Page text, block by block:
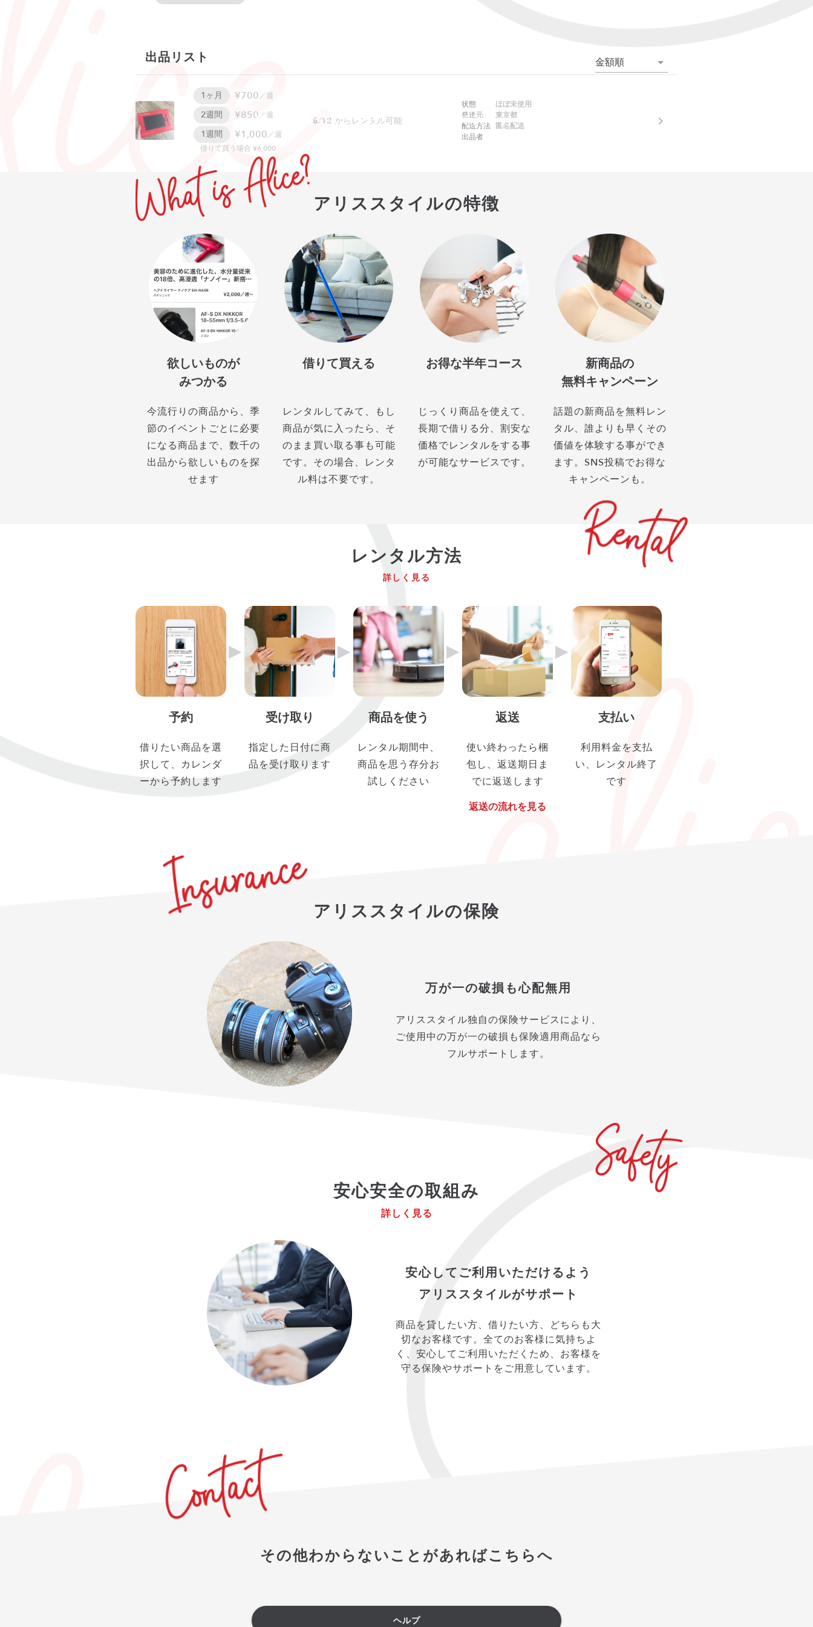
出品リスト 金額順
Webでは予約できません。アプリをご利用ください。
1ヶ月 ¥700／週
2週間 ¥850／週
1週間 ¥1,000／週
借りて買う場合 ¥6,000
8/12 からレンタル可能
状態
発送元
配送方法
出品者
ほぼ未使用
東京都
匿名配送
アリススタイルの特徴
欲しいものが
みつかる
今流行りの商品から、季
節のイベントごとに必要
になる商品まで、数千の
出品から欲しいものを探
せます
借りて買える
レンタルしてみて、もし
商品が気に入ったら、そ
のまま買い取る事も可能
です。その場合、レンタ
ル料は不要です。
お得な半年コース
じっくり商品を使えて、
長期で借りる分、割安な
価格でレンタルをする事
が可能なサービスです。
新商品の
無料キャンペーン
話題の新商品を無料レン
タル、誰よりも早くその
価値を体験する事ができ
ます。SNS投稿でお得な
キャンペーンも。
レンタル方法
詳しく見る
予約
借りたい商品を選
択して、カレンダ
ーから予約します
▶︎
受け取り
指定した日付に商
品を受け取ります
▶︎
商品を使う
レンタル期間中、
商品を思う存分お
試しください
▶︎
返送
使い終わったら梱
包し、返送期日ま
でに返送します
返送の流れを見る
▶︎
支払い
利用料金を支払
い、レンタル終了
です
アリススタイルの保険
万が一の破損も心配無用
アリススタイル独自の保険サービスにより、
ご使用中の万が一の破損も保険適用商品なら
フルサポートします。
安心安全の取組み
詳しく見る
安心してご利用いただけるよう
アリススタイルがサポート
商品を貸したい方、借りたい方、どちらも大
切なお客様です。全てのお客様に気持ちよ
く、安心してご利用いただくため、お客様を
守る保険やサポートをご用意しています。
その他わからないことがあればこちらへ
ヘルプ